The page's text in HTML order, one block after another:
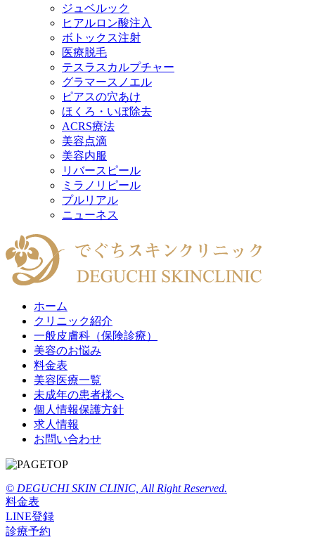
ジュベルック
ヒアルロン酸注入
ボトックス注射
医療脱毛
テスラスカルプチャー
グラマースノエル
ピアスの穴あけ
ほくろ・いぼ除去
ACRS療法
美容点滴
美容内服
リバースピール
ミラノリピール
プルリアル
ニューネス
ホーム
クリニック紹介
一般皮膚科（保険診療）
美容のお悩み
料金表
美容医療一覧
未成年の患者様へ
個人情報保護方針
求人情報
お問い合わせ
© DEGUCHI SKIN CLINIC, All Right Reserved.
料金表
LINE登録
診療予約